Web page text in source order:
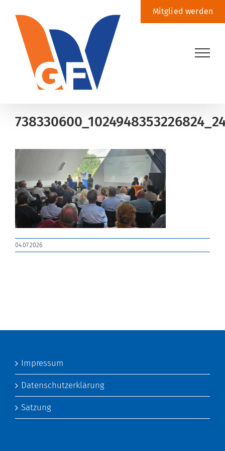
Inhalt
springen
Mitglied werden
04.07.2026
Impressum
Datenschutzerklärung
Satzung